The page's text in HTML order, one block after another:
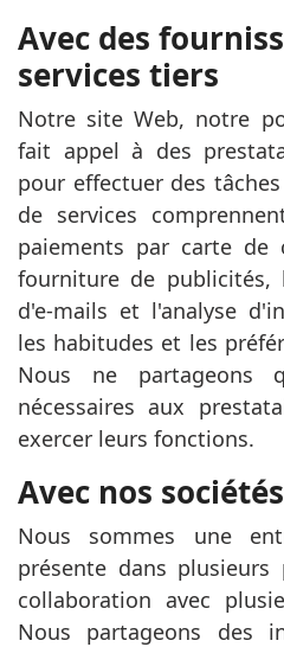
Avec des
services tiers
Notre site Web, notre
fait appel à des
pour effectuer des
de services
paiements par carte
fourniture de publicités,
d'e-mails et l'analyse
les habitudes et les
Nous ne partageons
nécessaires aux
exercer leurs fonctions.
Avec nos
Nous sommes une
présente dans
collaboration avec
Nous partageons des